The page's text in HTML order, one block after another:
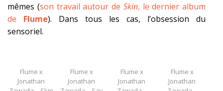
mêmes (son travail autour de Skin, le dernier album
de Flume). Dans tous les cas, l’obsession du
sensoriel.
Flume x
Jonathan
Flume x
Jonathan
Flume x
Jonathan
Flume x
Jonathan